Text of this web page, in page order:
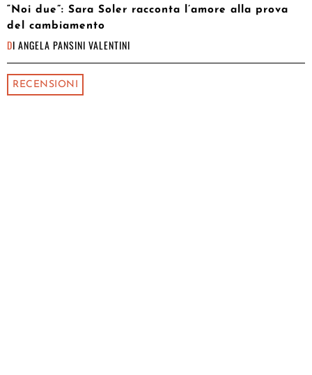
“Noi due”: Sara Soler racconta l’amore alla prova
del cambiamento
DI ANGELA PANSINI VALENTINI
RECENSIONI